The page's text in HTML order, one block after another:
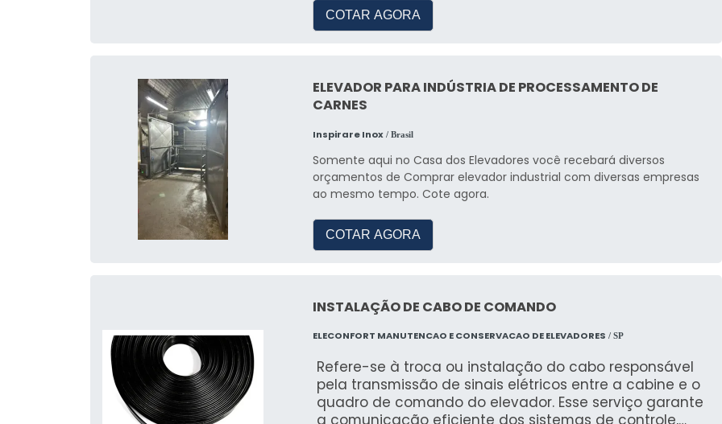
capacitada para realizar diagnósticos precisos e
intervenções rápidas, desde o resgate seguro de
conformidade com a norma NBR 16083, a Des Serviços
assegura a minimização do tempo de inatividade
independentemente da marca ou modelo do
equipamento, consolidando-se como parceira
estratégica em manutenção preventiva, programada e
modernização.
COTAR AGORA
ELEVADOR PARA INDÚSTRIA DE PROCESSAMENTO DE
CARNES
Inspirare Inox / Brasil
Somente aqui no Casa dos Elevadores você recebará diversos
orçamentos de Comprar elevador industrial com diversas empresas
ao mesmo tempo. Cote agora.
COTAR AGORA
INSTALAÇÃO DE CABO DE COMANDO
ELECONFORT MANUTENCAO E CONSERVACAO DE ELEVADORES / SP
Refere-se à troca ou instalação do cabo responsável
pela transmissão de sinais elétricos entre a cabine e o
quadro de comando do elevador. Esse serviço garante
a comunicação eficiente dos sistemas de controle,